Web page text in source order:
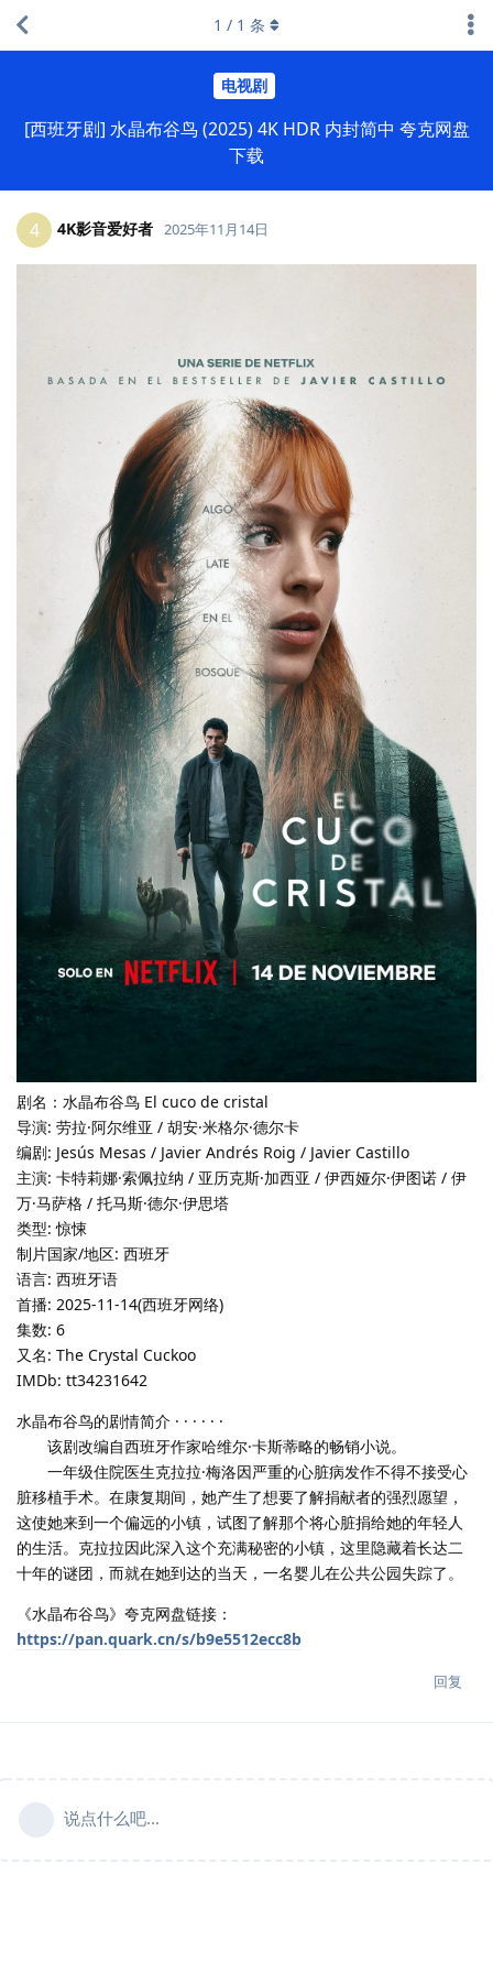
电视剧
[西班牙剧] 水晶布谷鸟 (2025) 4K HDR 内封简中 夸克网盘
下载
1 / 1 条
4 4K影音爱好者 2025年11月14日
剧名：水晶布谷鸟 El cuco de cristal
导演: 劳拉·阿尔维亚 / 胡安·米格尔·德尔卡
编剧: Jesús Mesas / Javier Andrés Roig / Javier Castillo
主演: 卡特莉娜·索佩拉纳 / 亚历克斯·加西亚 / 伊西娅尔·伊图诺 / 伊
万·马萨格 / 托马斯·德尔·伊思塔
类型: 惊悚
制片国家/地区: 西班牙
语言: 西班牙语
首播: 2025-11-14(西班牙网络)
集数: 6
又名: The Crystal Cuckoo
IMDb: tt34231642
水晶布谷鸟的剧情简介 · · · · · ·
该剧改编自西班牙作家哈维尔·卡斯蒂略的畅销小说。
一年级住院医生克拉拉·梅洛因严重的心脏病发作不得不接受心
脏移植手术。在康复期间，她产生了想要了解捐献者的强烈愿望，
这使她来到一个偏远的小镇，试图了解那个将心脏捐给她的年轻人
的生活。克拉拉因此深入这个充满秘密的小镇，这里隐藏着长达二
十年的谜团，而就在她到达的当天，一名婴儿在公共公园失踪了。
《水晶布谷鸟》夸克网盘链接：
https://pan.quark.cn/s/b9e5512ecc8b
回复
说点什么吧...